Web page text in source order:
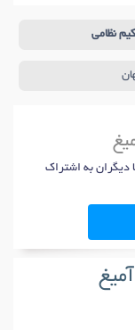
نظامی
دیگران به اشتراک